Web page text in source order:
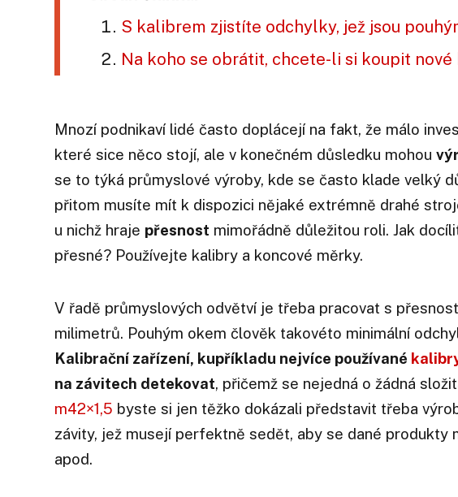
S kalibrem zjistíte odchylky, jež jsou
Na koho se obrátit, chcete-li si koupit
Mnozí podnikaví lidé často doplácejí na fakt, že málo
které sice něco stojí, ale v konečném důsledku mohou
se to týká průmyslové výroby, kde se často klade velký
přitom musíte mít k dispozici nějaké extrémně drahé
u nichž hraje přesnost mimořádně důležitou roli. Jak
přesné? Používejte kalibry a koncové měrky.
V řadě průmyslových odvětví je třeba pracovat s
milimetrů. Pouhým okem člověk takovéto minimální
Kalibrační zařízení, kupříkladu nejvíce používané
na závitech detekovat, přičemž se nejedná o žádná
m42×1,5 byste si jen těžko dokázali představit třeba
závity, jež musejí perfektně sedět, aby se dané produkty
apod.